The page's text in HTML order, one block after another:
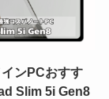
ンPCおすす
Slim 5i Gen8